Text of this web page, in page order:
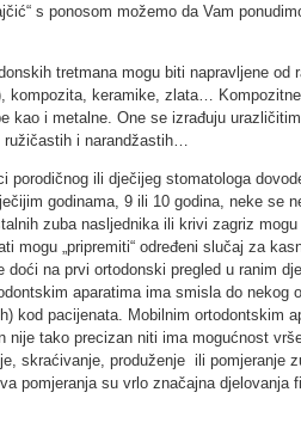
s ponosom možemo da Vam
tretmana mogu biti napravljene od
kompozita, keramike, zlata…
kao i metalne. One se izrađuju
i narandžastih…
porodičnog ili dječijeg stomatologa
godinama, 9 ili 10 godina, neke se
zuba nasljednika ili krivi zagriz
mogu „pripremiti“ određeni slučaj za
na prvi ortodonski pregled u ranim
aparatima ima smisla do nekog
kod pacijenata. Mobilnim ortodontskim
nije tako precizan niti ima mogućnost
skraćivanje, produženje ili pomjeranje
pomjeranja su vrlo značajna djelovanja